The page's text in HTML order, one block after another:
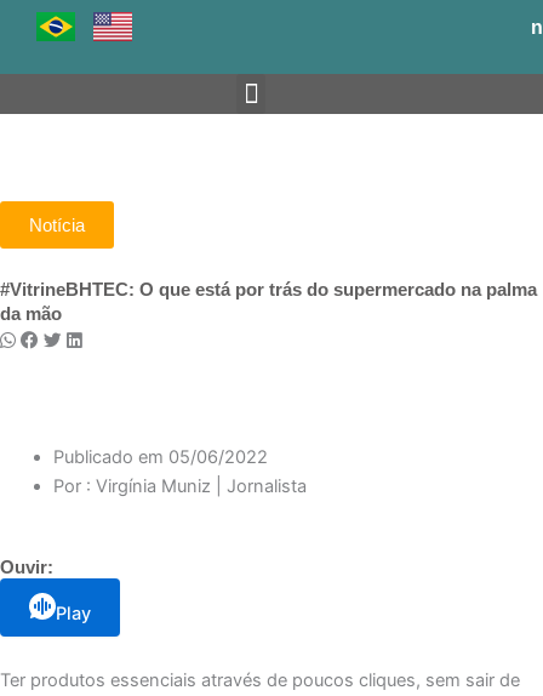
o
Notícia
#VitrineBHTEC: O que está por trás do supermercado na palma
da mão
Publicado em 05/06/2022
Por : Virgínia Muniz | Jornalista
Ouvir:
Play
Ter produtos essenciais através de poucos cliques, sem sair de